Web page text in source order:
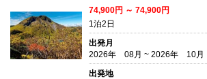
74,900円 ～ 74,900円
1泊2日
出発月
2026年 08月 ~ 2026年 10月
出発地